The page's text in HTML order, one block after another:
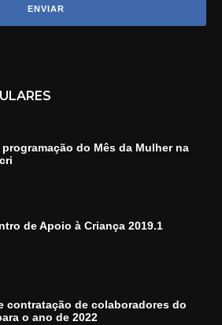
do Mês da Mulher na
de Apoio à Criança 2019.1
contratação de colaboradores do
o ano de 2022